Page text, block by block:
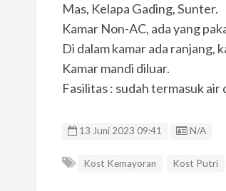
Mas, Kelapa Gading, Sunter.
Kamar Non-AC, ada yang
Di dalam kamar ada ranjang,
Kamar mandi diluar.
Fasilitas : sudah termasuk
13 Juni 2023 09:41 Listing ID
N/A
Kost Kemayoran Kost Putri